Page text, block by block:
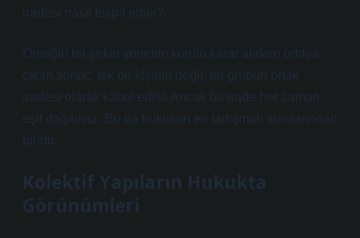
iradesi nasıl tespit edilir?
Örneğin bir şirket yönetim kurulu karar alırken ortaya
çıkan sonuç, tek bir kişinin değil, bir grubun ortak
iradesi olarak kabul edilir. Ancak bu irade her zaman
eşit dağılmaz. Bu da hukukun en tartışmalı alanlarından
biridir.
Kolektif Yapıların Hukukta
Görünümleri